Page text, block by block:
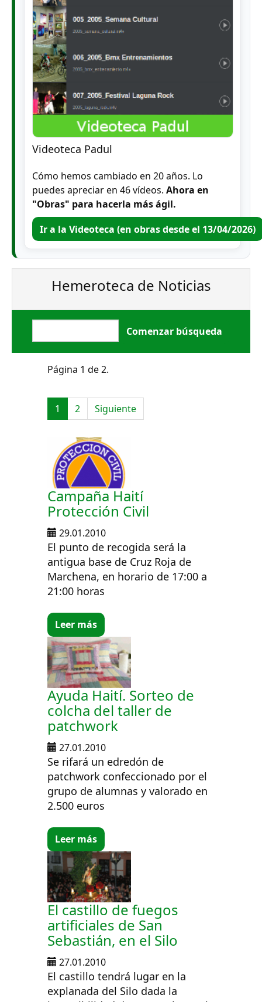
Videoteca Padul
Cómo hemos cambiado en 20 años. Lo
puedes apreciar en 46 vídeos. Ahora en
"Obras" para hacerla más ágil.
Ir a la Videoteca (en obras desde el 13/04/2026)
Hemeroteca de Noticias
Página 1 de 2.
1 2 Siguiente
Campaña Haití
Protección Civil
29.01.2010
El punto de recogida será la
antigua base de Cruz Roja de
Marchena, en horario de 17:00 a
21:00 horas
Leer más
Ayuda Haití. Sorteo de
colcha del taller de
patchwork
27.01.2010
Se rifará un edredón de
patchwork confeccionado por el
grupo de alumnas y valorado en
2.500 euros
Leer más
El castillo de fuegos
artificiales de San
Sebastián, en el Silo
27.01.2010
El castillo tendrá lugar en la
explanada del Silo dada la